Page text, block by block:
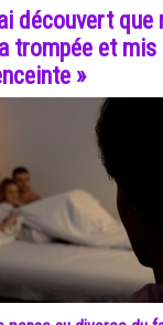
découvert que
trompée et mis
»